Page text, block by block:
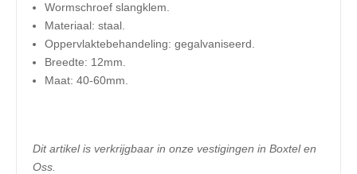
Wormschroef slangklem.
Materiaal: staal.
Oppervlaktebehandeling: gegalvaniseerd.
Breedte: 12mm.
Maat: 40-60mm.
Dit artikel is verkrijgbaar in onze vestigingen in Boxtel en
Oss.